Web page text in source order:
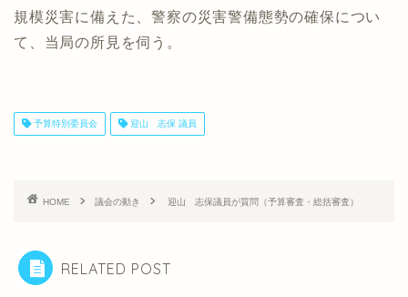
規模災害に備えた、警察の災害警備態勢の確保につい
て、当局の所見を伺う。
予算特別委員会 迎山 志保 議員
HOME 議会の動き 迎山 志保議員が質問（予算審査・総括審査）
RELATED POST